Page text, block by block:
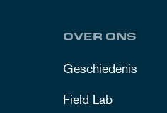
OVER ONS
Geschiedenis
Field Lab